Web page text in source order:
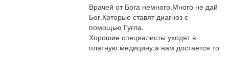
Врачей от Бога немного.Много не дай
Бог.Которые ставят диагноз с
помощью Гугла.
Хорошие специалисты уходят в
платную медицину,а нам достается то